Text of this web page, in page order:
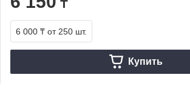
₸
6 000 ₸ от 250 шт.
Купить